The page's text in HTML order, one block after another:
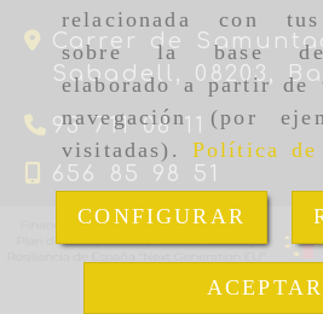
relacionada con tus
sobre la base
elaborado a partir de
navegación (por
visitadas). Política de
CONFIGURAR
ACEPTAR
Carrer de
Sabadell, 08203,
93 711 08 11
656 85 98 51